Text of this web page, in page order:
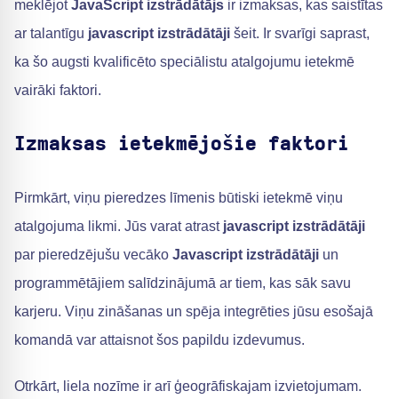
meklējotJavaScript izstrādātājs ir izmaksas, kas saistītas
ar talantīgu javascript izstrādātāji šeit. Ir svarīgi saprast,
ka šo augsti kvalificēto speciālistu atalgojumu ietekmē
vairāki faktori.
Izmaksas ietekmējošie faktori
Pirmkārt, viņu pieredzes līmenis būtiski ietekmē viņu
atalgojuma likmi. Jūs varat atrast javascript izstrādātāji
par pieredzējušu vecāko Javascript izstrādātāji un
programmētājiem salīdzinājumā ar tiem, kas sāk savu
karjeru. Viņu zināšanas un spēja integrēties jūsu esošajā
komandā var attaisnot šos papildu izdevumus.
Otrkārt, liela nozīme ir arī ģeogrāfiskajam izvietojumam.